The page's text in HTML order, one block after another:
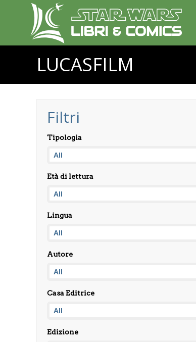
LUCASFILM
Filtri
Tipologia
Età di lettura
Lingua
Autore
Casa Editrice
Edizione